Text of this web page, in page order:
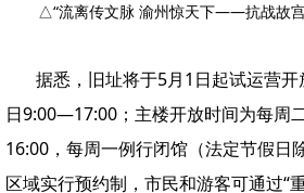
△“流离传文脉 渝州惊天下——抗战故宫
据悉，旧址将于5月1日起试运营
日9:00—17:00；主楼开放时间为每周
16:00，每周一例行闭馆（法定节假日
区域实行预约制，市民和游客可通过“